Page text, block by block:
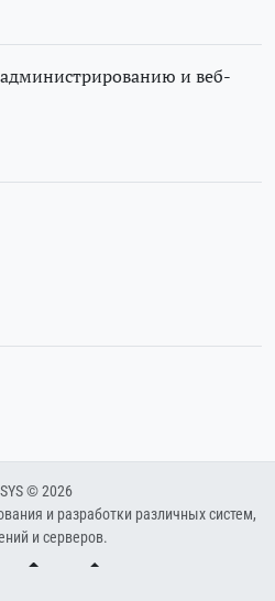
и веб-
© 2026
и разработки различных систем,
и серверов.